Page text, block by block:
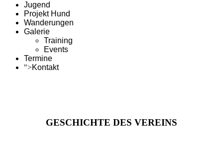
Jugend
Projekt Hund
Wanderungen
Galerie
Training
Events
Termine
">Kontakt
GESCHICHTE DES VEREINS